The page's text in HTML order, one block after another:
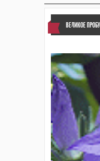
ВЕЛИКОЕ